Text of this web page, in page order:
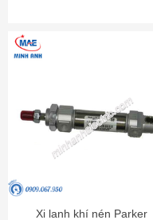
Xi lanh khí nén Parker